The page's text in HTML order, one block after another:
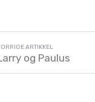
og Paulus